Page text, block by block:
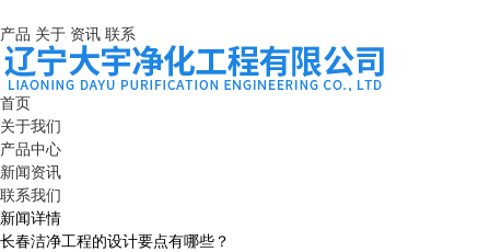
产品 关于 资讯 联系
首页
关于我们
产品中心
新闻资讯
联系我们
新闻详情
长春洁净工程的设计要点有哪些？